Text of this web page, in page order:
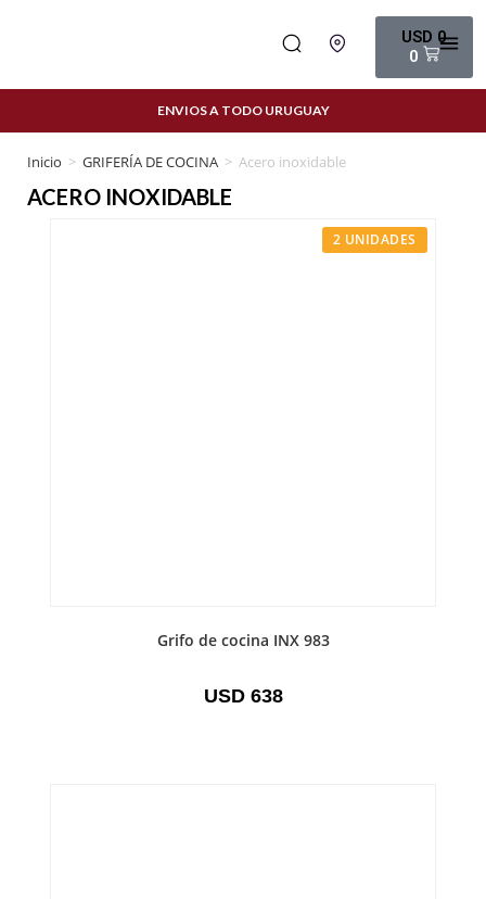
USD 0
0
ENVIOS A TODO URUGUAY
Inicio > GRIFERÍA DE COCINA > Acero inoxidable
ACERO INOXIDABLE
2 UNIDADES
Grifo de cocina INX 983
USD638